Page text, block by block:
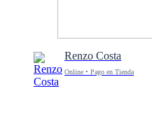
Renzo Costa
Online • Pago en Tienda